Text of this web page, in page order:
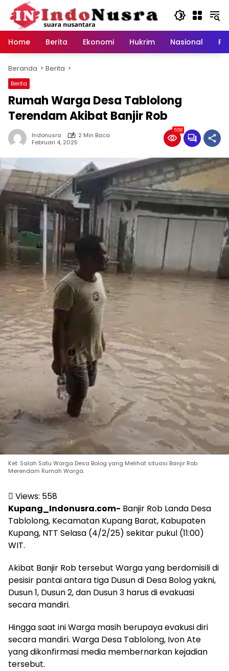
Langsung
konten
Home
Berita Ekonomi Hukrim Nasional
Beranda Berita
Berita
Rumah Warga Desa Tablolong
Terendam Akibat Banjir Rob
Indonusra
2 Min Baca
Februari 4, 2025
558
Ket. Salah Satu Warga Desa Bolog yang Melihat situasi Banjir Rob
Merendam Rumah Warga.
Views: 558
Kupang_Indonusra.com- Banjir Rob Landa Desa
Tablolong, Kecamatan Kupang Barat, Kabupaten
Kupang, NTT Selasa (4/2/25) sekitar pukul (11:00)
WIT.
Akibat Banjir Rob tersebut Warga yang berdomisili di
pesisir pantai antara tiga Dusun di Desa Bolog yakni,
Dusun 1, Dusun 2, dan Dusun 3 harus di evakuasi
secara mandiri.
Hingga saat ini Warga masih berupaya evakusi diri
secara mandiri. Warga Desa Tablolong, Ivon Ate
yang dikonfirmasi media membernarkan kejadian
tersebut.